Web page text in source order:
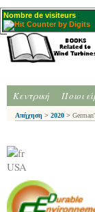
Nombre de visiteurs :
Κεντρική Ποιοι
Απήχηση > 2020 >
USA